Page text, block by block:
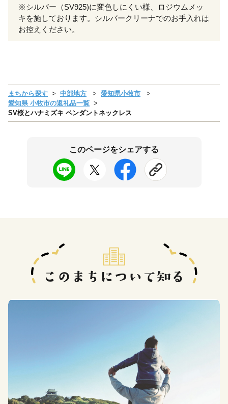
※シルバー（SV925)に変色しにくい様、ロジウムメッ
キを施しております。シルバークリーナでのお手入れは
お控えください。
まちから探す 中部地方
愛知県小牧市
愛知県 小牧市の返礼品一覧
SV桜とハナミズキ ペンダントネックレス
このページをシェアする